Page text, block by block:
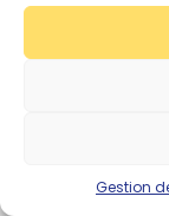
Gestion